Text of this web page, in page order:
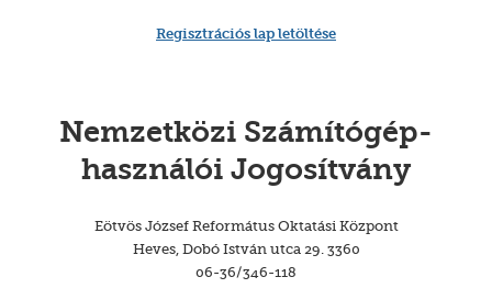
Regisztrációs lap letöltése
Nemzetközi Számítógép-
használói Jogosítvány
Eötvös József Református Oktatási Központ
Heves, Dobó István utca 29. 3360
06-36/346-118